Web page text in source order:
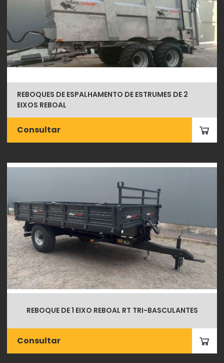
REBOQUES DE ESPALHAMENTO DE ESTRUMES DE 2
EIXOS REBOAL
Consultar
REBOQUE DE 1 EIXO REBOAL RT TRI-BASCULANTES
Consultar